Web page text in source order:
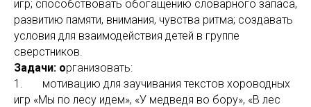
игр; способствовать обогащению словарного запаса,
развитию памяти, внимания, чувства ритма; создавать
условия для взаимодействия детей в группе
сверстников.
Задачи: организовать:
1. мотивацию для заучивания текстов хороводных
игр «Мы по лесу идем», «У медведя во бору», «В лес